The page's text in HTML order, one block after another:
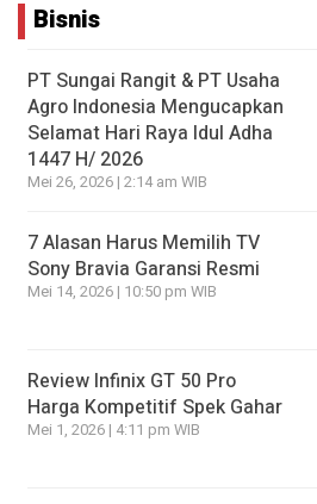
Bisnis
PT Sungai Rangit & PT Usaha
Agro Indonesia Mengucapkan
Selamat Hari Raya Idul Adha
1447 H/ 2026
Mei 26, 2026 | 2:14 am WIB
7 Alasan Harus Memilih TV
Sony Bravia Garansi Resmi
Mei 14, 2026 | 10:50 pm WIB
Review Infinix GT 50 Pro
Harga Kompetitif Spek Gahar
Mei 1, 2026 | 4:11 pm WIB